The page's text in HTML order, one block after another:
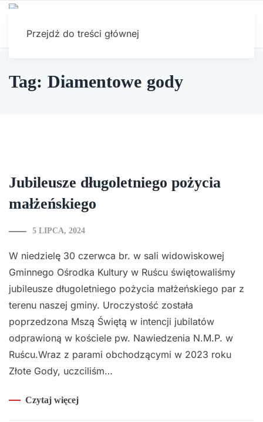
Przejdź do treści głównej
Tag: Diamentowe gody
Jubileusze długoletniego pożycia
małżeńskiego
5 LIPCA, 2024
W niedzielę 30 czerwca br. w sali widowiskowej
Gminnego Ośrodka Kultury w Ruścu świętowaliśmy
jubileusze długoletniego pożycia małżeńskiego par z
terenu naszej gminy. Uroczystość została
poprzedzona Mszą Świętą w intencji jubilatów
odprawioną w kościele pw. Nawiedzenia N.M.P. w
Ruścu.Wraz z parami obchodzącymi w 2023 roku
Złote Gody, uczciliśm…
Czytaj więcej